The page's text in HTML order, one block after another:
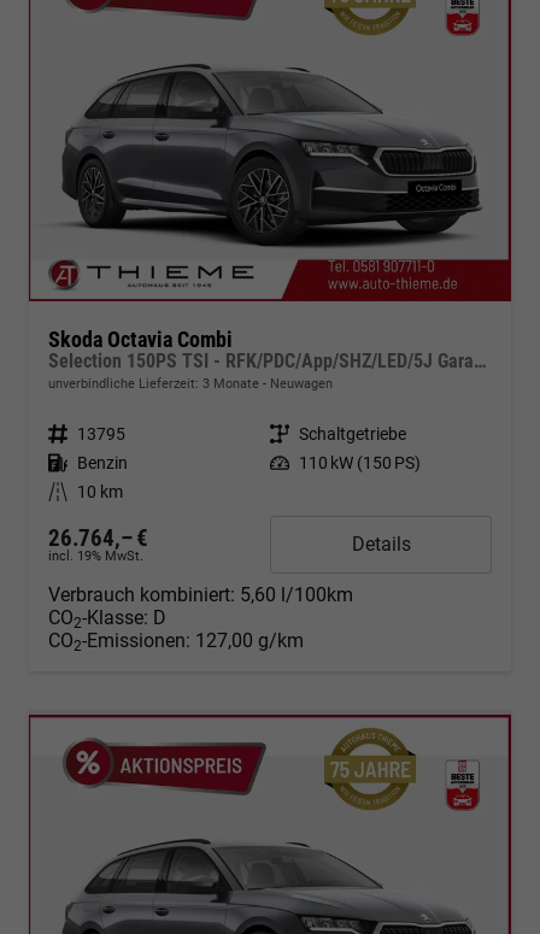
Skoda Octavia Combi
Selection 150PS TSI - RFK/PDC/App/SHZ/LED/5J Garantie
unverbindliche Lieferzeit: 3 Monate Neuwagen
Fahrzeugnr. 13795 Getriebe Schaltgetriebe
Kraftstoff Benzin Leistung 110 kW (150 PS)
Kilometerstand
10 km
26.764,– €
incl. 19% MwSt.
Details
Verbrauch kombiniert: 5,60 l/100km
CO2-Klasse: D
CO2-Emissionen: 127,00 g/km